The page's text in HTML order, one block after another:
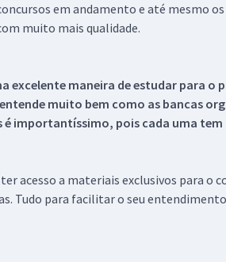
em andamento e até mesmo
muito mais qualidade.
excelente maneira de estudar para
muito bem como as bancas
importantíssimo, pois cada uma
acesso a materiais exclusivos para
Tudo para facilitar o seu